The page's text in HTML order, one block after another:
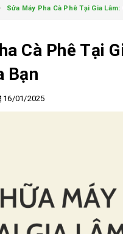
Sửa Máy Pha Cà Phê Tại Gia
Cà Phê Tại
Bạn
16/01/2025